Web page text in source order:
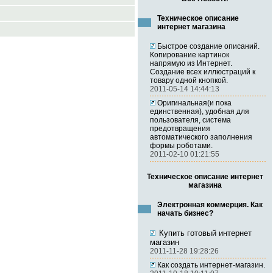
Техническое описание
интернет магазина
Быстрое создание описаний.
Копирование картинок
напрямую из Интернет.
Создание всех иллюстраций к
товару одной кнопкой.
2011-05-14 14:44:13
Оригинальная(и пока
единственная), удобная для
пользователя, система
предотвращения
автоматического заполнения
формы роботами.
2011-02-10 01:21:55
Техническое описание интернет
магазина
Электронная коммерция. Как
начать бизнес?
Купить готовый интернет
магазин
2011-11-28 19:28:26
Как создать интернет-магазин.